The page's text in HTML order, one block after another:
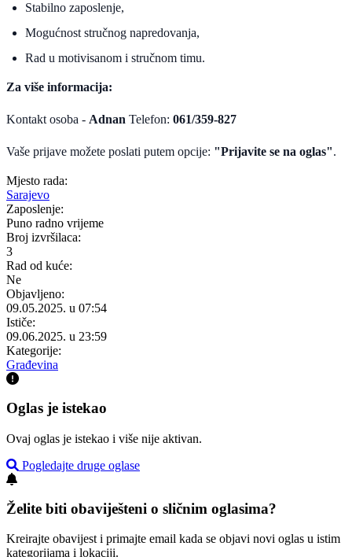
Stabilno zaposlenje,
Mogućnost stručnog napredovanja,
Rad u motivisanom i stručnom timu.
Za više informacija:
Kontakt osoba - Adnan Telefon: 061/359-827
Vaše prijave možete poslati putem opcije: "Prijavite se na oglas".
Mjesto rada:
Sarajevo
Zaposlenje:
Puno radno vrijeme
Broj izvršilaca:
3
Rad od kuće:
Ne
Objavljeno:
09.05.2025. u 07:54
Ističe:
09.06.2025. u 23:59
Kategorije:
Građevina
Oglas je istekao
Ovaj oglas je istekao i više nije aktivan.
Pogledajte druge oglase
Želite biti obaviješteni o sličnim oglasima?
Kreirajte obavijest i primajte email kada se objavi novi oglas u istim
kategorijama i lokaciji.